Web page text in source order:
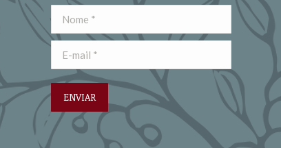
Nome *
E-mail *
ENVIAR